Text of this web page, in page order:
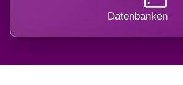
Datenbanken